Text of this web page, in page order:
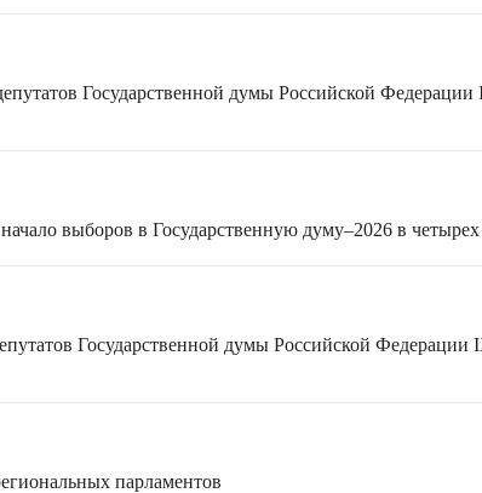
Государственной думы Российской
выборов в Государственную думу–2026 в четырех
Государственной думы Российской Федерации
парламентов